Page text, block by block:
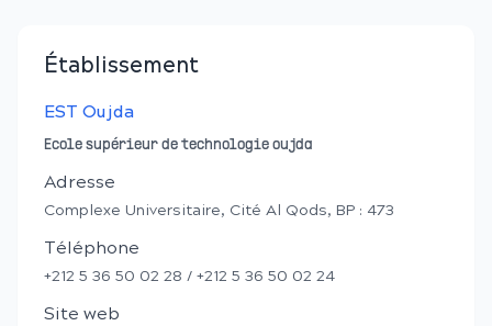
Établissement
EST Oujda
Ecole supérieur de technologie oujda
Adresse
Complexe Universitaire, Cité Al Qods, BP : 473
Téléphone
+212 5 36 50 02 28 / +212 5 36 50 02 24
Site web